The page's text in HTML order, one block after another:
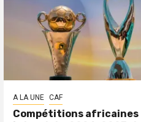
A LA UNE CAF
Compétitions africaines